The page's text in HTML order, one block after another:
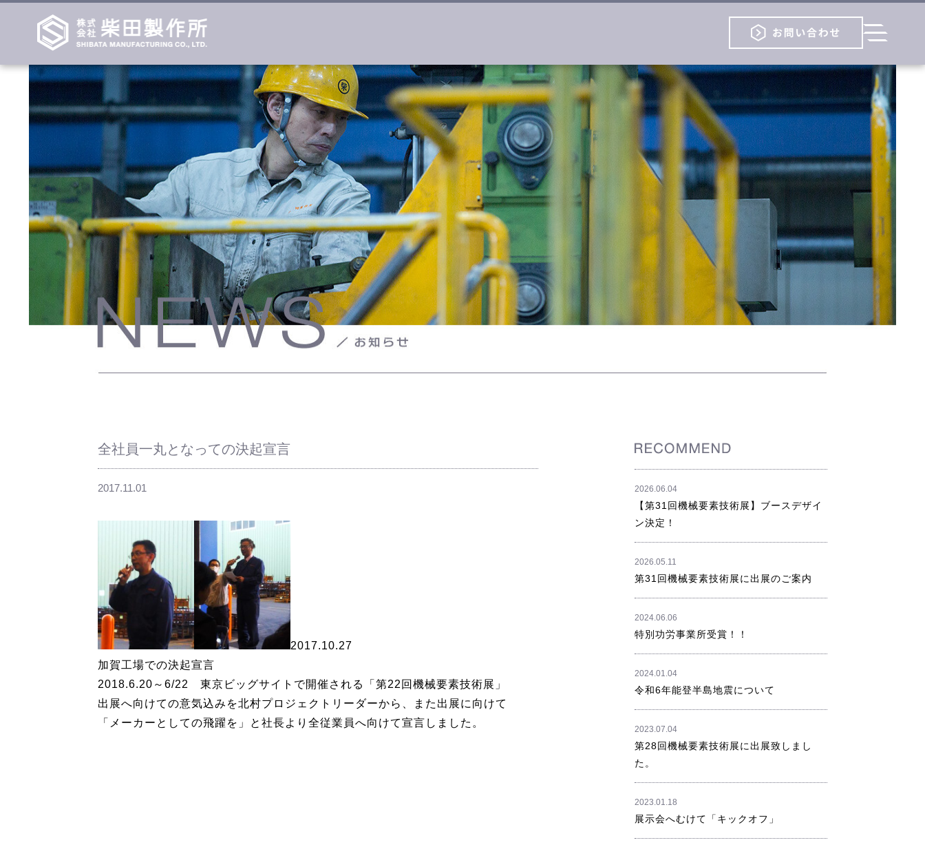
全社員一丸となっての決起宣言
2017.11.01
2017.10.27
加賀工場での決起宣言
2018.6.20～6/22 東京ビッグサイトで開催される「第22回機械要素技術展」
出展へ向けての意気込みを北村プロジェクトリーダーから、また出展に向けて
「メーカーとしての飛躍を」と社長より全従業員へ向けて宣言しました。
2026.06.04
【第31回機械要素技術展】ブースデザイ
ン決定！
2026.05.11
第31回機械要素技術展に出展のご案内
2024.06.06
特別功労事業所受賞！！
2024.01.04
令和6年能登半島地震について
2023.07.04
第28回機械要素技術展に出展致しまし
た。
2023.01.18
展示会へむけて「キックオフ」